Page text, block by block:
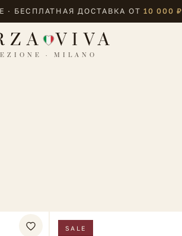
· БЕСПЛАТНАЯ ДОСТАВКА ОТ10 000 ₽
VIVA
· MILANO
SALE